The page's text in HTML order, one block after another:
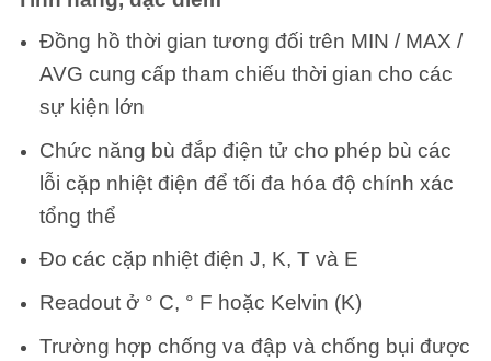
Đồng hồ thời gian tương đối trên MIN / MAX /
AVG cung cấp tham chiếu thời gian cho các
sự kiện lớn
Chức năng bù đắp điện tử cho phép bù các
lỗi cặp nhiệt điện để tối đa hóa độ chính xác
tổng thể
Đo các cặp nhiệt điện J, K, T và E
Readout ở ° C, ° F hoặc Kelvin (K)
Trường hợp chống va đập và chống bụi được